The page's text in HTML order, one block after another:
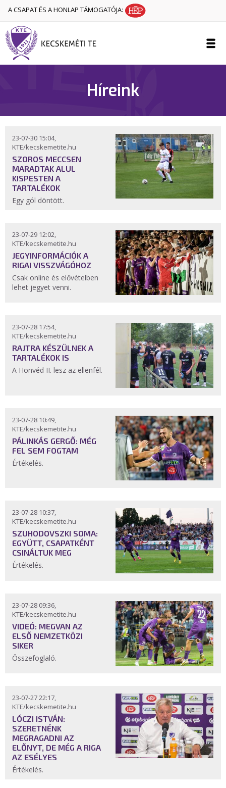
A CSAPAT ÉS A HONLAP TÁMOGATÓJA:
Híreink
23-07-30 15:04,
KTE/kecskemetite.hu
SZOROS MECCSEN
MARADTAK ALUL
KISPESTEN A
TARTALÉKOK
Egy gól döntött.
23-07-29 12:02,
KTE/kecskemetite.hu
JEGYINFORMÁCIÓK A
RIGAI VISSZVÁGÓHOZ
Csak online és elővételben
lehet jegyet venni.
23-07-28 17:54,
KTE/kecskemetite.hu
RAJTRA KÉSZÜLNEK A
TARTALÉKOK IS
A Honvéd II. lesz az ellenfél.
23-07-28 10:49,
KTE/kecskemetite.hu
PÁLINKÁS GERGŐ: MÉG
FEL SEM FOGTAM
Értékelés.
23-07-28 10:37,
KTE/kecskemetite.hu
SZUHODOVSZKI SOMA:
EGYÜTT, CSAPATKÉNT
CSINÁLTUK MEG
Értékelés.
23-07-28 09:36,
KTE/kecskemetite.hu
VIDEÓ: MEGVAN AZ
ELSŐ NEMZETKÖZI
SIKER
Összefoglaló.
23-07-27 22:17,
KTE/kecskemetite.hu
LÓCZI ISTVÁN:
SZERETNÉNK
MEGRAGADNI AZ
ELŐNYT, DE MÉG A RIGA
AZ ESÉLYES
Értékelés.